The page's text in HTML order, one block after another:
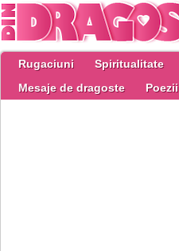
Rugaciuni Spiritualitate
Mesaje de dragoste
Poezii